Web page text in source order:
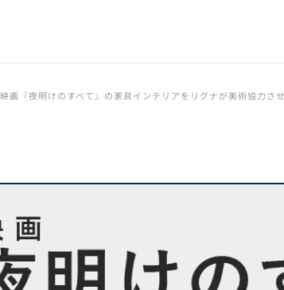
映画『夜明けのすべて』の家具インテリアをリグナが美術協力さ